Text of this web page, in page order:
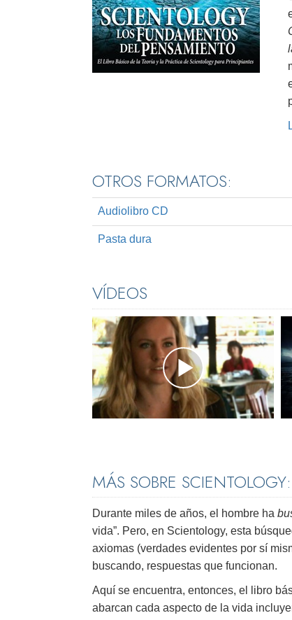
OTROS FORMATOS:
Audiolibro CD
Pasta dura
VÍDEOS
MÁS SOBRE
Durante miles de años, el hombre ha
vida”. Pero, en Scientology, esta
axiomas (verdades evidentes por sí
buscando, respuestas que funcionan.
Aquí se encuentra, entonces, el libro
abarcan cada aspecto de la vida